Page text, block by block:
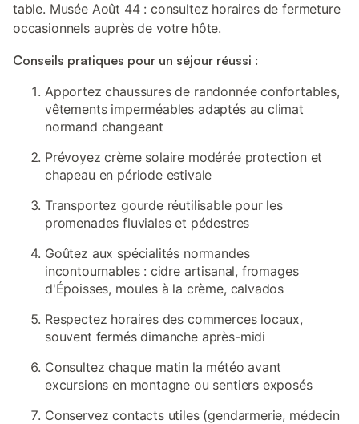
table. Musée Août 44 : consultez horaires de fermeture
occasionnels auprès de votre hôte.
Conseils pratiques pour un séjour réussi :
Apportez chaussures de randonnée confortables,
vêtements imperméables adaptés au climat
normand changeant
Prévoyez crème solaire modérée protection et
chapeau en période estivale
Transportez gourde réutilisable pour les
promenades fluviales et pédestres
Goûtez aux spécialités normandes
incontournables : cidre artisanal, fromages
d'Époisses, moules à la crème, calvados
Respectez horaires des commerces locaux,
souvent fermés dimanche après-midi
Consultez chaque matin la météo avant
excursions en montagne ou sentiers exposés
Conservez contacts utiles (gendarmerie, médecin